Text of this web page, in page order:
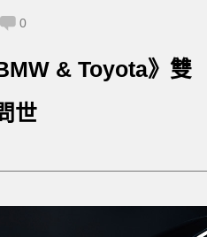
0
& Toyota》雙
世